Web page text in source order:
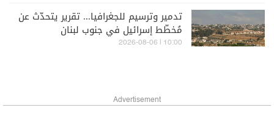
تدمير وترسيم للجغرافيا... تقرير يتحدّث عن
مُخطّط إسرائيل في جنوب لبنان
10:00 | 2026-08-06
Advertisement